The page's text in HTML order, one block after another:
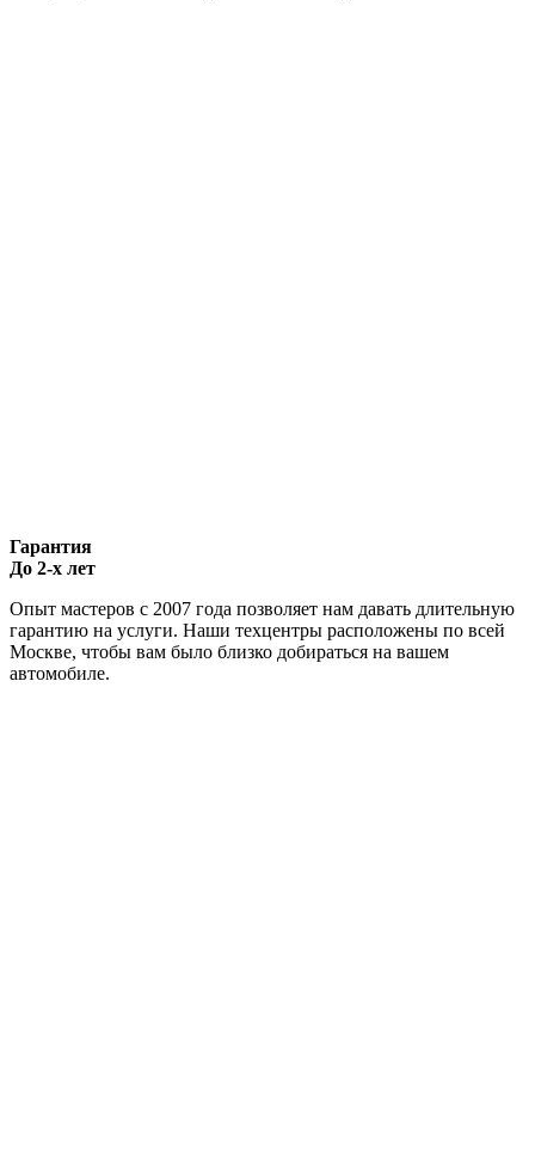
Гарантия
До 2-х лет
Опыт мастеров с 2007 года позволяет нам давать длительную
гарантию на услуги. Наши техцентры расположены по всей
Москве, чтобы вам было близко добираться на вашем
автомобиле.